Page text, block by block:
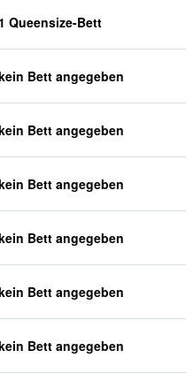
Queensize-Bett
Bett angegeben
Bett angegeben
Bett angegeben
Bett angegeben
Bett angegeben
Bett angegeben